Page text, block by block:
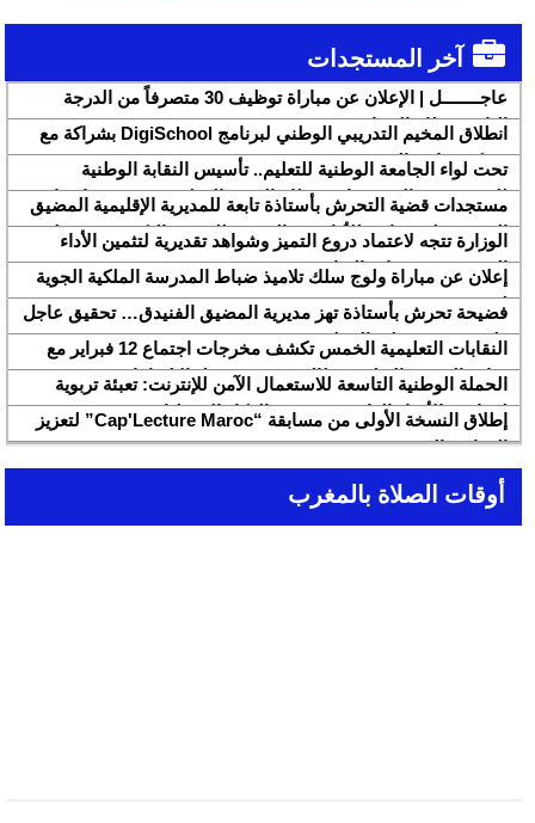
آخر المستجدات
عاجــــــــل | الإعلان عن مباراة توظيف 30 متصرفاً من الدرجة
الثانية بقطاع الشباب
انطلاق المخيم التدريبي الوطني لبرنامج DigiSchool بشراكة مع
شركة هواوي المغرب
تحت لواء الجامعة الوطنية للتعليم.. تأسيس النقابة الوطنية
للمتصرفين والمتصرفات بقطاع التربية الوطنية SNASE وانتخاب
مكتبها الوطني
مستجدات قضية التحرش بأستاذة تابعة للمديرية الإقليمية المضيق
الفنيدق ولجنة تابعة للأكاديمية الجهوية للتربية والتكوين بجهة طنجة
تطوان الحسيمة، تحل بذات المديرية الإقليمية
الوزارة تتجه لاعتماد دروع التميز وشواهد تقديرية لتثمين الأداء
التربوي بمؤسسات الريادة
إعلان عن مباراة ولوج سلك تلاميذ ضباط المدرسة الملكية الجوية
لسنة 2026
فضيحة تحرش بأستاذة تهز مديرية المضيق الفنيدق… تحقيق عاجل
ولجنة تفتيش على الخط
النقابات التعليمية الخمس تكشف مخرجات اجتماع 12 فبراير مع
وزارة التربية والتعليم وتطالب بتسريع تنزيل الالتزامات
الحملة الوطنية التاسعة للاستعمال الآمن للإنترنت: تعبئة تربوية
لمواجهة الأخبار الزائفة في عصر الذكاء الاصطناعي
إطلاق النسخة الأولى من مسابقة “Cap'Lecture Maroc” لتعزيز
القراءة بالفرنسية سنة 2026
أوقات الصلاة بالمغرب